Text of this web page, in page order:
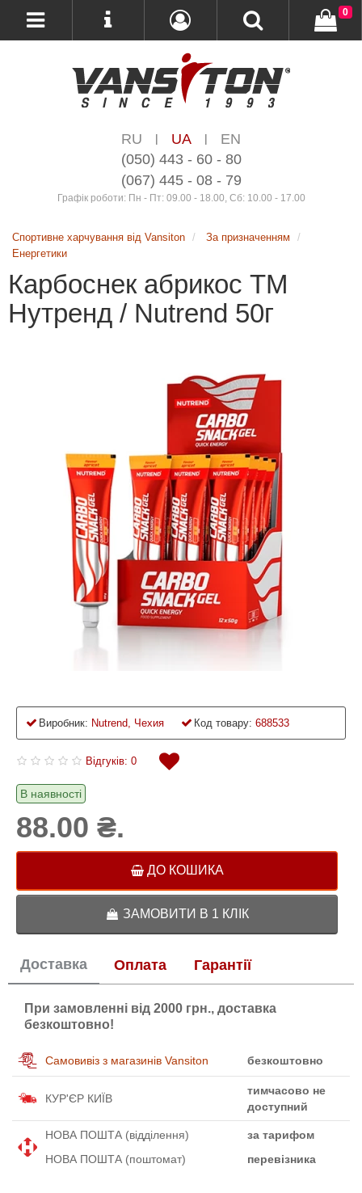
RU | UA |
EN
(050) 443 - 60 - 80
(067) 445 - 08 - 79
Графік роботи: Пн - Пт: 09.00 - 18.00, Сб: 10.00 - 17.00
0
Спортивне харчування від Vansiton
За призначенням
Енергетики
Карбоснек абрикос ТМ
Нутренд / Nutrend 50г
Виробник: Nutrend, Чехия Код товару: 688533
Відгуків: 0
В наявності
88.00 ₴.
ДО КОШИКА
ЗАМОВИТИ В 1 КЛІК
Доставка Оплата Гарантії
При замовленні від 2000 грн., доставка
безкоштовно!
Самовивіз з магазинів Vansiton безкоштовно
КУР'ЄР КИЇВ
тимчасово не
доступний
НОВА ПОШТА (відділення)
за тарифом
НОВА ПОШТА (поштомат)
перевізника